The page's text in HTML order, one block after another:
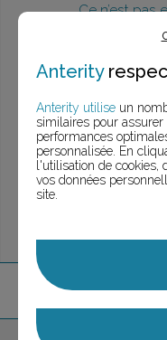
Ce n’est
>
> Voir
> Voir
marquestrouvée
Anterity
Anterity utilise un
similaires pour
performances
personnalisée. En
l'utilisation de cookies,
vos données
site.